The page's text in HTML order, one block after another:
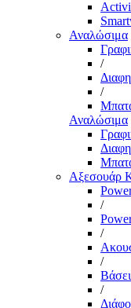
Αναλώσιμα
/
/
Αναλώσιμα
Αξεσουάρ
/
/
/
/